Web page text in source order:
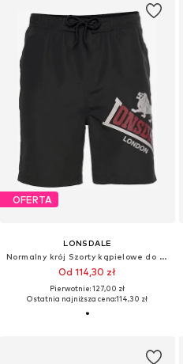
OFERTA
LONSDALE
Normalny krój Szorty kąpielowe do kolan
Od 114,30 zł
Pierwotnie: 127,00 zł
Ostatnia najniższa cena:114,30 zł